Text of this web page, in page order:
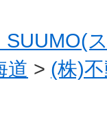
道 > (株)